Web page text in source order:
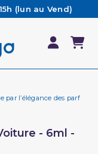
(lun au Vend)
jour même
FAQ
d'achat*
par l’élégance des parfums
- 6ml -